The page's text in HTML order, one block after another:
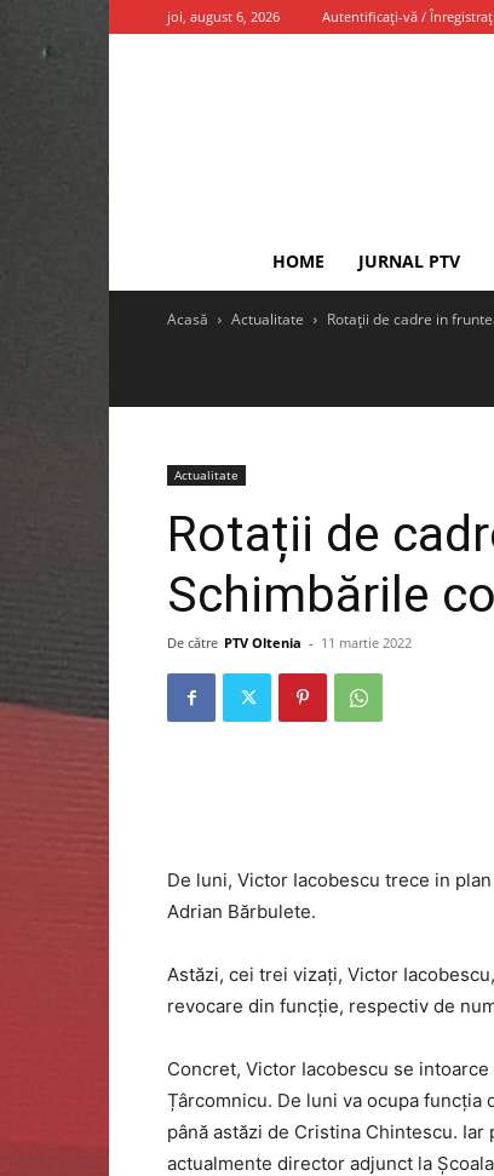
joi, august 6, 2026 Autentificați-vă /
HOME JURNAL PTV
Acasă Actualitate Rotații de cadre in
Actualitate
Rotații de
Schimbările
De către PTV Oltenia - 11 martie 2022
De luni, Victor Iacobescu trece in
Adrian Bărbulete.
Astăzi, cei trei vizați, Victor
revocare din funcție, respectiv de
Concret, Victor Iacobescu se
Țârcomnicu. De luni va ocupa
până astăzi de Cristina Chintescu.
actualmente director adjunct la Școala